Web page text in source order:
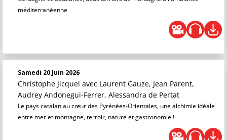
méditerranéenne
Samedi 20 Juin 2026
Christophe Jicquel avec Laurent Gauze, Jean Parent,
Audrey Andonegui-Ferrer, Alessandra de Pertat
Le pays catalan au cœur des Pyrénées-Orientales, une alchimie idéale
entre mer et montagne, terroir, nature et gastronomie !